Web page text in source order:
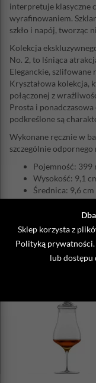
Sklep korzysta z
Polityką prywatności
lub dostępu
interpretuje klasyczne
wyrafinowaniem.
szkło i napój, tworząc
Kolekcja
No. 2, to lśniąca
Eleganckie,
Kryształowa kolekcja,
połączonej z
Prosta i ponadczasowa
podkreślone są
Wykonane ręcznie w
szczególnie odpornego
Pojemność: 399
Wysokość: 9,1
Średnica: 9,6 cm
Ilość w
Materiał: szkło
i ołowiu